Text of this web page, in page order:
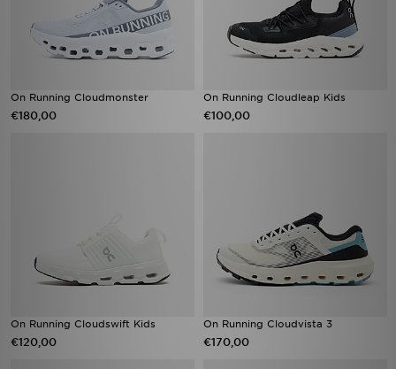
On Running Cloudmonster
€180,00
On Running Cloudleap Kids
€100,00
On Running Cloudswift Kids
€120,00
On Running Cloudvista 3
€170,00